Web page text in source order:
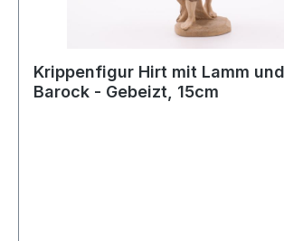
Krippenfigur Hirt mit Lamm
Barock - Gebeizt, 15cm